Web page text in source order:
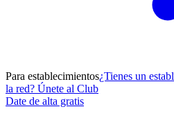
Para establecimientos¿Tienes un
la red? Únete al Club
Date de alta gratis